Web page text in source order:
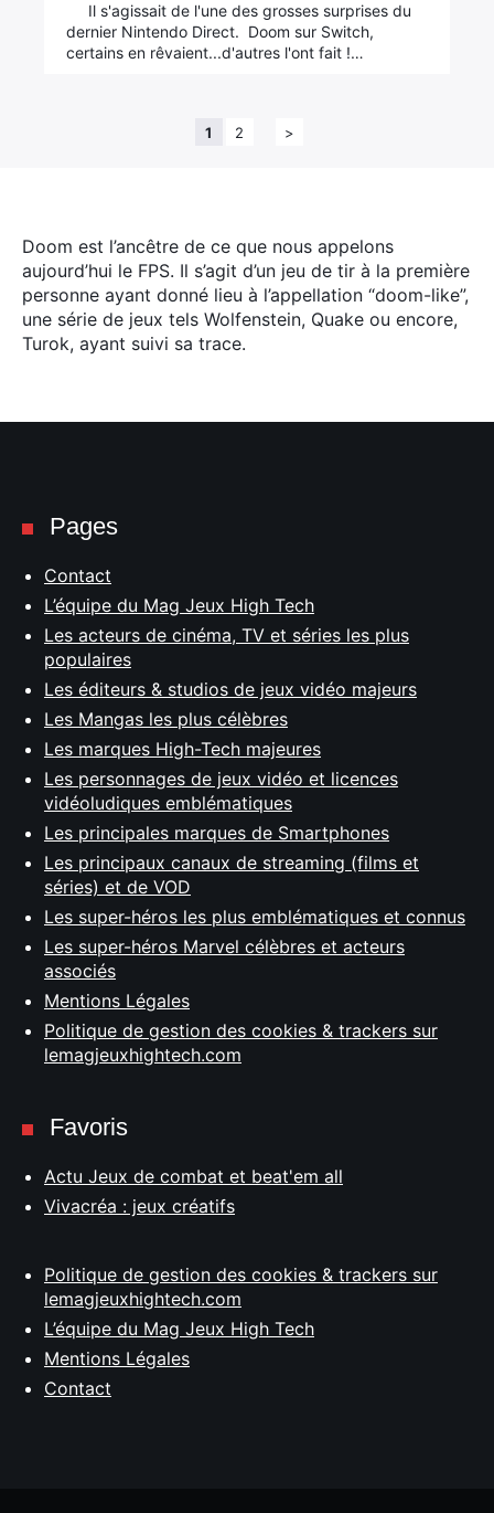
Doom est l’ancêtre de ce que nous appelons
aujourd’hui le FPS. Il s’agit d’un jeu de tir à la première
personne ayant donné lieu à l’appellation “doom-like”,
une série de jeux tels Wolfenstein, Quake ou encore,
Turok, ayant suivi sa trace.
Il s'agissait de l'une des grosses surprises du
dernier Nintendo Direct. Doom sur Switch,
certains en rêvaient...d'autres l'ont fait !…
1 2 >
Pages
Contact
L’équipe du Mag Jeux High Tech
Les acteurs de cinéma, TV et séries les plus
populaires
Les éditeurs & studios de jeux vidéo majeurs
Les Mangas les plus célèbres
Les marques High-Tech majeures
Les personnages de jeux vidéo et licences
vidéoludiques emblématiques
Les principales marques de Smartphones
Les principaux canaux de streaming (films et
séries) et de VOD
Les super-héros les plus emblématiques et connus
Les super-héros Marvel célèbres et acteurs
associés
Mentions Légales
Politique de gestion des cookies & trackers sur
lemagjeuxhightech.com
Favoris
Actu Jeux de combat et beat'em all
Vivacréa : jeux créatifs
Politique de gestion des cookies & trackers sur
lemagjeuxhightech.com
L’équipe du Mag Jeux High Tech
Mentions Légales
Contact